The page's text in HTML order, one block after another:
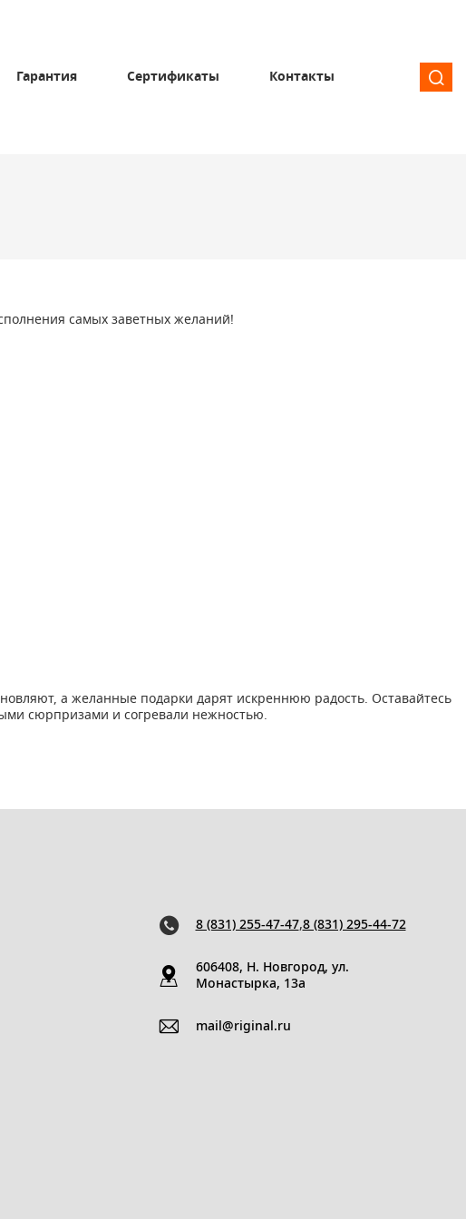
Гарантия Сертификаты Контакты
самых заветных желаний!
а желанные подарки дарят искреннюю радость. Оставайтесь
сюрпризами и согревали нежностью.
8 (831) 255-47-47,8 (831) 295-44-72
606408, Н. Новгород, ул.
Монастырка, 13a
mail@riginal.ru